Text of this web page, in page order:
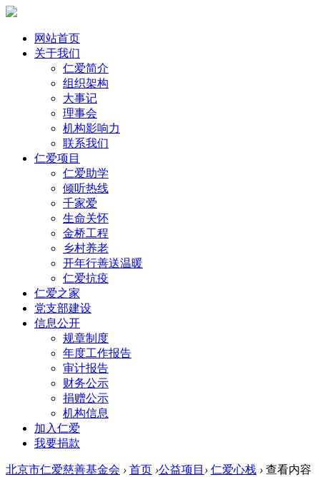
网站首页
关于我们
仁爱简介
组织架构
大事记
理事会
机构影响力
联系我们
仁爱项目
仁爱助学
倾听热线
千家爱
生命关怀
金桥工程
乡村养老
开年行善送温暖
仁爱抗疫
仁爱之家
党支部建设
信息公开
规章制度
年度工作报告
审计报告
财务公示
捐赠公示
机构信息
加入仁爱
我要捐款
北京市仁爱慈善基金会 › 首页 ›公益项目 › 仁爱心栈 › 查看内容